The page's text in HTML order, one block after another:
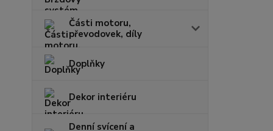
Části motoru,
převodovek, díly
Doplňky
Dekor interiéru
Denní svícení a